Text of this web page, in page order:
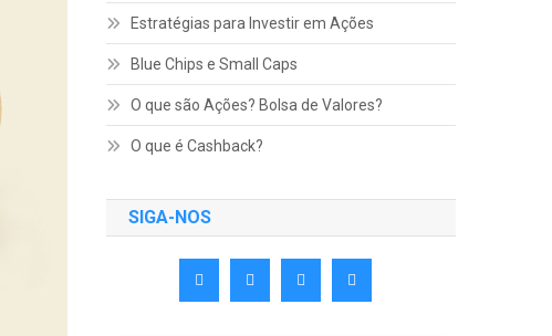
Estratégias para Investir em Ações
Blue Chips e Small Caps
O que são Ações? Bolsa de Valores?
O que é Cashback?
SIGA-NOS